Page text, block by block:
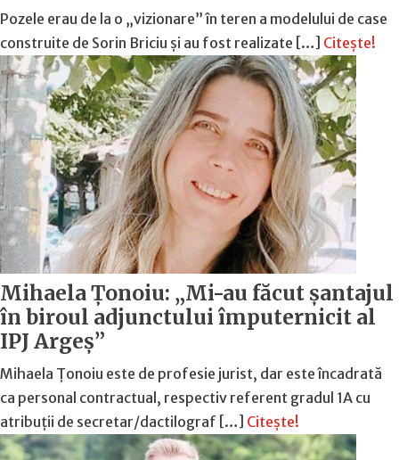
Pozele erau de la o „vizionare” în teren a modelului de case
construite de Sorin Briciu şi au fost realizate […] Citește!
Mihaela Ţonoiu: „Mi-au făcut şantajul
în biroul adjunctului împuternicit al
IPJ Argeş”
Mihaela Ţonoiu este de profesie jurist, dar este încadrată
ca personal contractual, respectiv referent gradul 1A cu
atribuții de secretar/dactilograf […] Citește!